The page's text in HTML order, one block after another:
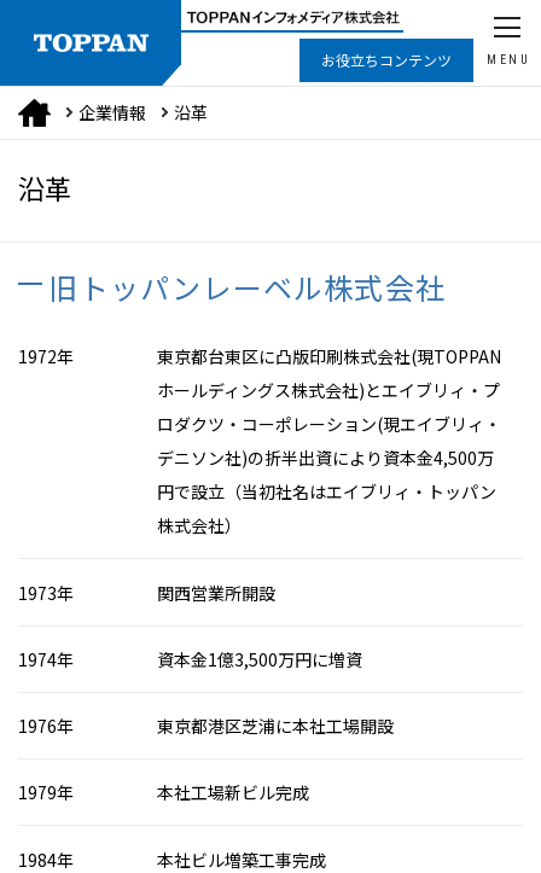
お役立ちコンテンツ MENU
企業情報 沿革
沿革
旧トッパンレーベル株式会社
1972年
東京都台東区に凸版印刷株式会社(現TOPPAN
ホールディングス株式会社)とエイブリィ・プ
ロダクツ・コーポレーション(現エイブリィ・
デニソン社)の折半出資により資本金4,500万
円で設立（当初社名はエイブリィ・トッパン
株式会社）
1973年 関西営業所開設
1974年 資本金1億3,500万円に増資
1976年 東京都港区芝浦に本社工場開設
1979年 本社工場新ビル完成
1984年 本社ビル増築工事完成